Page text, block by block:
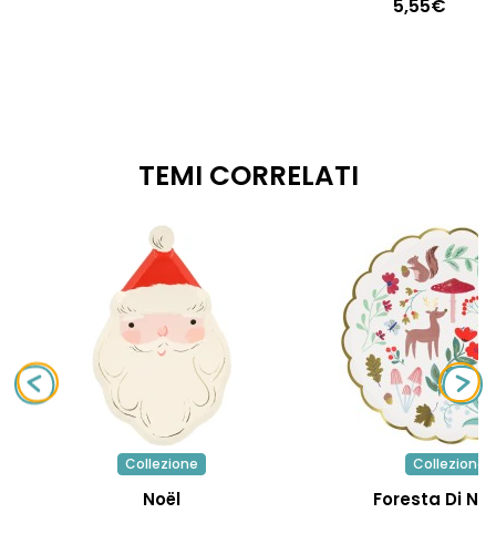
5,55€
TEMI CORRELATI
Collezione
Noël
Collezione
Foresta Di